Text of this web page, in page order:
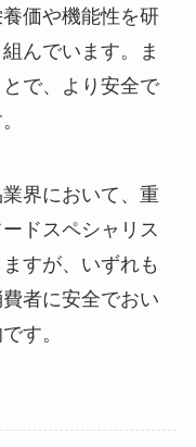
価や機能性を研
んでいます。ま
で、より安全で
界において、重
ドスペシャリス
すが、いずれも
者に安全でおい
す。